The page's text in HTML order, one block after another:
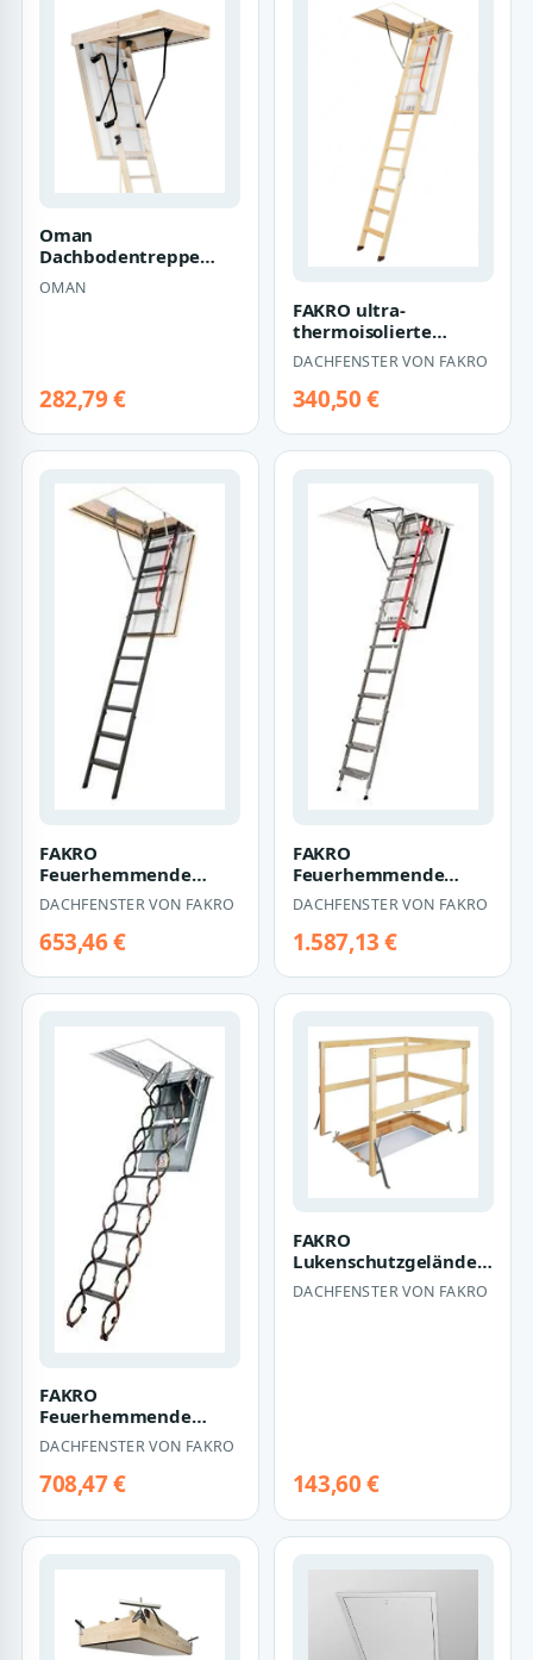
Oman
Dachbodentreppe
Bodentreppe Polar
OMAN
282,79 €
FAKRO ultra-
thermoisolierte
Bodentreppe aus Holz
LWT
DACHFENSTER VON FAKRO
340,50 €
FAKRO
Feuerhemmende
Bodentreppe LMF 60
aus Metall
DACHFENSTER VON FAKRO
653,46 €
FAKRO
Feuerhemmende
Bodentreppe LMF 120
aus Metall
DACHFENSTER VON FAKRO
1.587,13 €
FAKRO
Feuerhemmende
Scherentreppe LSF
DACHFENSTER VON FAKRO
708,47 €
FAKRO
Lukenschutzgeländer
LXB-U
DACHFENSTER VON FAKRO
143,60 €